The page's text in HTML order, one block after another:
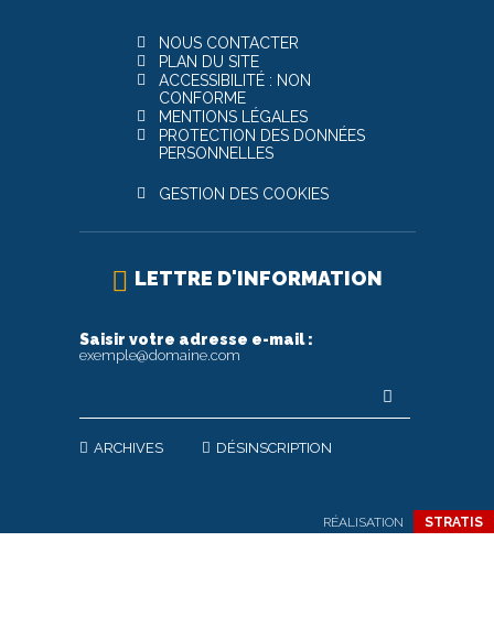
NOUS CONTACTER
PLAN DU SITE
ACCESSIBILITÉ : NON
CONFORME
MENTIONS LÉGALES
PROTECTION DES DONNÉES
PERSONNELLES
GESTION DES COOKIES
LETTRE D'INFORMATION
Saisir votre adresse e-mail :
exemple@domaine.com
ARCHIVES DÉSINSCRIPTION
RÉALISATION STRATIS